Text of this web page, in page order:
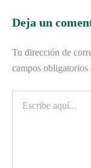
Deja un
Tu dirección de
campos obligatorios
aquí...